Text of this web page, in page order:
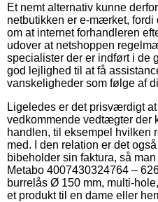
Et nemt alternativ kunne
netbutikken er e-mærket, fordi
om at internet forhandleren
udover at netshoppen
specialister der er indført i de
god lejlighed til at få
vanskeligheder som følge af
Ligeledes er det prisværdigt
vedkommende vedtægter der
handlen, til eksempel hvilken
med. I den relation er det
bibeholder sin faktura, så
Metabo 4007430324764 –
burrelås Ø 150 mm, multi-
et produkt til en dame eller